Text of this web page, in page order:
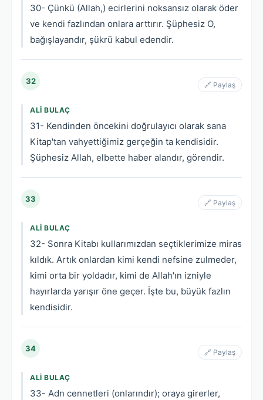
30- Çünkü (Allah,) ecirlerini noksansız olarak öder
ve kendi fazlından onlara arttırır. Şüphesiz O,
bağışlayandır, şükrü kabul edendir.
32 🔗 Paylaş
ALI BULAÇ
31- Kendinden öncekini doğrulayıcı olarak sana
Kitap'tan vahyettiğimiz gerçeğin ta kendisidir.
Şüphesiz Allah, elbette haber alandır, görendir.
33 🔗 Paylaş
ALI BULAÇ
32- Sonra Kitabı kullarımızdan seçtiklerimize miras
kıldık. Artık onlardan kimi kendi nefsine zulmeder,
kimi orta bir yoldadır, kimi de Allah'ın izniyle
hayırlarda yarışır öne geçer. İşte bu, büyük fazlın
kendisidir.
34 🔗 Paylaş
ALI BULAÇ
33- Adn cennetleri (onlarındır); oraya girerler,